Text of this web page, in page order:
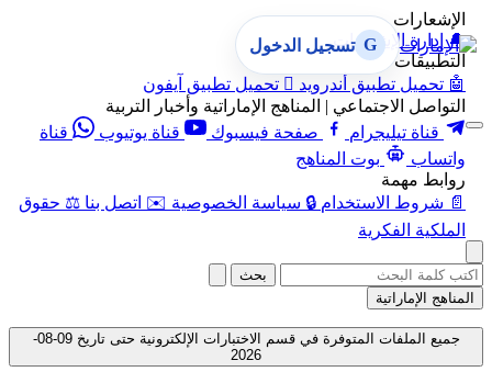
الإشعارات
🔔 إدارة الإشعارات
التطبيقات
🤖 تحميل تطبيق أندرويد  تحميل تطبيق آيفون
التواصل الاجتماعي | المناهج الإماراتية وأخبار التربية
قناة تيليجرام
صفحة فيسبوك قناة يوتيوب
قناة
واتساب
بوت المناهج
روابط مهمة
📄 شروط الاستخدام 🔒 سياسة الخصوصية ✉️ اتصل بنا ⚖️ حقوق
الملكية الفكرية
G تسجيل الدخول
بحث
المناهج الإماراتية
جميع الملفات المتوفرة في قسم الاختبارات الإلكترونية حتى تاريخ 09-08-
2026